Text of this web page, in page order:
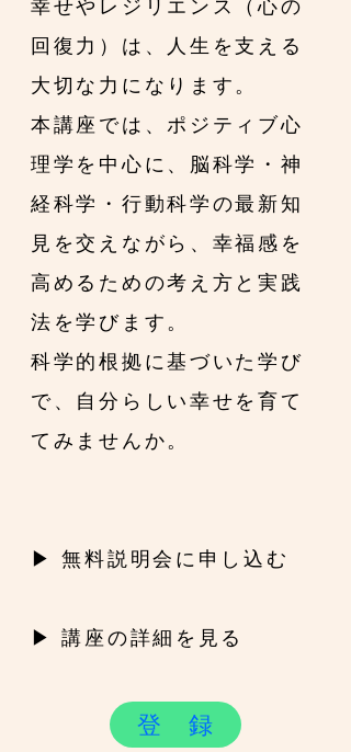
幸せやレジリエンス（心の
回復力）は、人生を支える
大切な力になります。
本講座では、ポジティブ心
理学を中心に、脳科学・神
経科学・行動科学の最新知
見を交えながら、幸福感を
高めるための考え方と実践
法を学びます。
科学的根拠に基づいた学び
で、自分らしい幸せを育て
てみませんか。
▶ 無料説明会に申し込む
▶ 講座の詳細を見る
登 録